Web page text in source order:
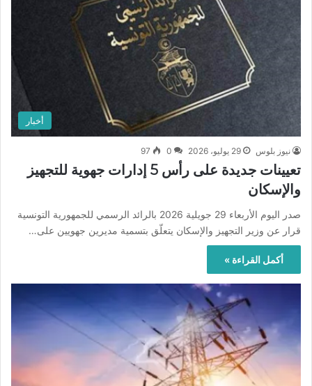
أخبار
نيوز بلوس 29 يوليو، 2026 0
97
تعيينات جديدة على رأس 5 إدارات جهوية للتجهيز
والإسكان
صدر اليوم الأربعاء 29 جويلية 2026 بالرائد الرسمي للجمهورية التونسية
قرار عن وزير التجهيز والإسكان يتعلّق بتسمية مديرين جهويين على…
أكمل القراءة »